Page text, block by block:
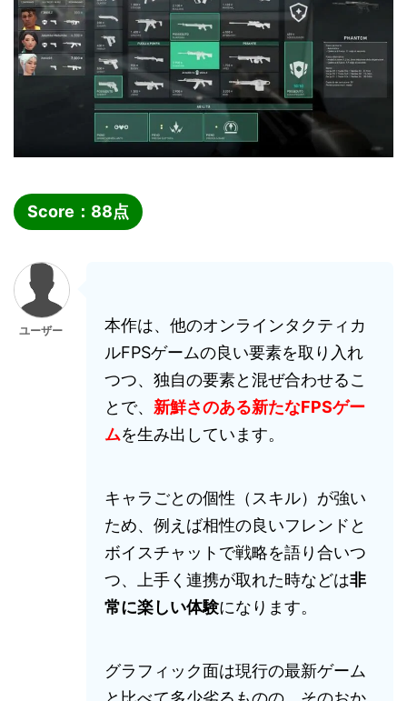
Score： 88点
ユーザー
本作は、他のオンラインタクティカ
ルFPSゲームの良い要素を取り入れ
つつ、独自の要素と混ぜ合わせるこ
とで、 新鮮さのある新たなFPSゲー
ムを生み出しています。
キャラごとの個性（スキル）が強い
ため、例えば相性の良いフレンドと
ボイスチャットで戦略を語り合いつ
つ、上手く連携が取れた時などは非
常に楽しい体験になります。
グラフィック面は現行の最新ゲーム